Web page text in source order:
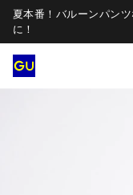
夏本番！バルーンパン
に！